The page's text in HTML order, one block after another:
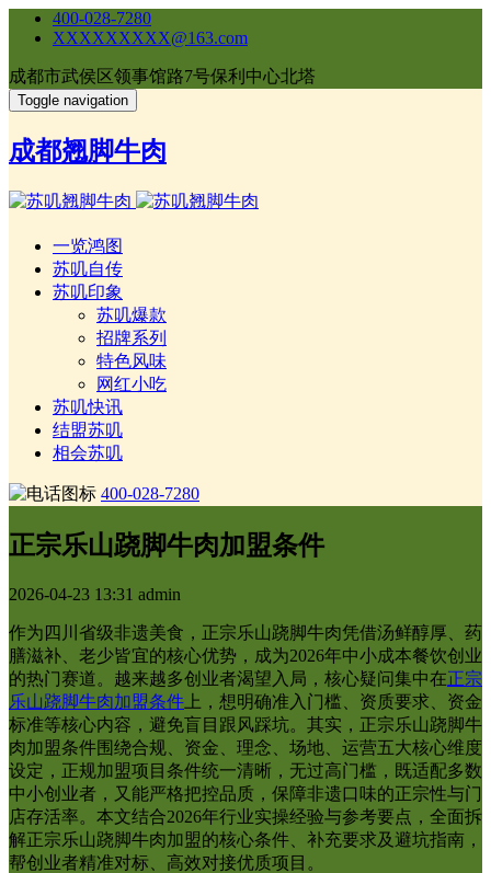
400-028-7280
XXXXXXXXX@163.com
成都市武侯区领事馆路7号保利中心北塔
Toggle navigation
成都翘脚牛肉
一览鸿图
苏叽自传
苏叽印象
苏叽爆款
招牌系列
特色风味
网红小吃
苏叽快讯
结盟苏叽
相会苏叽
400-028-7280
正宗乐山跷脚牛肉加盟条件
2026-04-23 13:31 admin
作为四川省级非遗美食，正宗乐山跷脚牛肉凭借汤鲜醇厚、药
膳滋补、老少皆宜的核心优势，成为2026年中小成本餐饮创业
的热门赛道。越来越多创业者渴望入局，核心疑问集中在正宗
乐山跷脚牛肉加盟条件 上，想明确准入门槛、资质要求、资金
标准等核心内容，避免盲目跟风踩坑。其实，正宗乐山跷脚牛
肉加盟条件围绕合规、资金、理念、场地、运营五大核心维度
设定，正规加盟项目条件统一清晰，无过高门槛，既适配多数
中小创业者，又能严格把控品质，保障非遗口味的正宗性与门
店存活率。本文结合2026年行业实操经验与参考要点，全面拆
解正宗乐山跷脚牛肉加盟的核心条件、补充要求及避坑指南，
帮创业者精准对标、高效对接优质项目。